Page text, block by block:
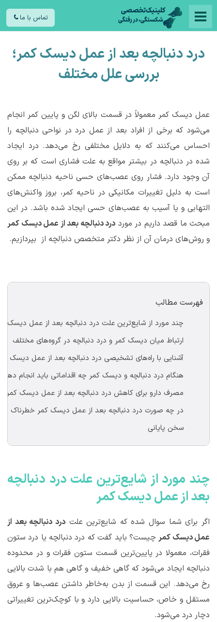
تماس با ما
درد دنبالچه بعد از عمل دیسک کمر؛
بررسی علل مختلف
عمل دیسک کمر معمولاً در قسمت بالای لگن و پایین کمر انجام
می‌شود که برخی از افراد بعد از عمل درد در نواحی دنبالچه را
احساس می‌کنند که به دلایل مختلفی رخ می‌دهد. درد ایجاد
شده در دنبالچه در بیشتر مواقع به علت فشاری است که بر روی
آن وجود دارد. فشار روی عصب‌های حسی ناحیه دنبالچه ممکن
است به دلیل تغییرات مکانیکی در ناحیه کمر، بروز واکنش‌های
التهابی و یا آسیب به عصب‌های حسی ایجاد شده باشد. در این
مبحث ما قصد داریم در مورد درد دنبالچه بعد از عمل دیسک کمر
و روش‌های درمان آن از نظر دکتر متخصص دنبالچه از بپردازیم.
فهرست مطالب
چند مورد از شایع‌ترین علت درد دنبالچه
بعد از عمل دیسک کمر
اگر برای شما سوال شده که شایع‌ترین علتدرد دنبالچه بعد از
عمل دیسک کمرچیست؟ باید گفت که درد دنبالچه یا درد ستون
فقرات، معمولا در پایین‌ترین قسمت ستون فقرات و در محدوده
دنبالچه ایجاد می‌شود که گاهی خفیف و گاهی هم با شدت بالایی
رخ می‌دهد. این قسمت از بدن به‌خاطر داشتن عصب‌ها و عروق
مستقل و خاص، حساسیت بالایی دارد و با کوچک‌ترین تغییراتی
دچار درد می‌شود.